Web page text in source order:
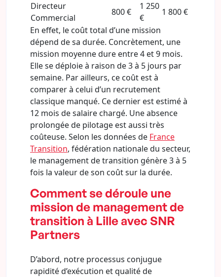
Directeur
Commercial
800 €
1 250
€
1 800 €
En effet, le coût total d’une mission
dépend de sa durée. Concrètement, une
mission moyenne dure entre 4 et 9 mois.
Elle se déploie à raison de 3 à 5 jours par
semaine. Par ailleurs, ce coût est à
comparer à celui d’un recrutement
classique manqué. Ce dernier est estimé à
12 mois de salaire chargé. Une absence
prolongée de pilotage est aussi très
coûteuse. Selon les données de France
Transition, fédération nationale du secteur,
le management de transition génère 3 à 5
fois la valeur de son coût sur la durée.
Comment se déroule une
mission de management de
transition à Lille avec SNR
Partners
D’abord, notre processus conjugue
rapidité d’exécution et qualité de